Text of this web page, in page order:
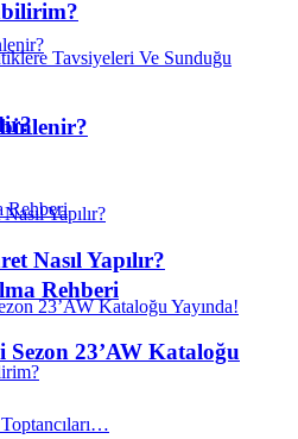
Rehberi
Nasıl Yapılır?
23’AW Kataloğu